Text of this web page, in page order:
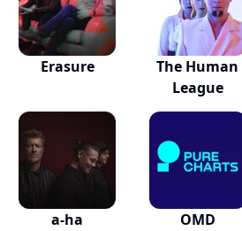
Erasure
The Human
League
a-ha OMD